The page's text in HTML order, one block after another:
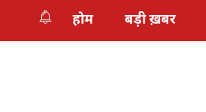
होम बड़ी ख़बर